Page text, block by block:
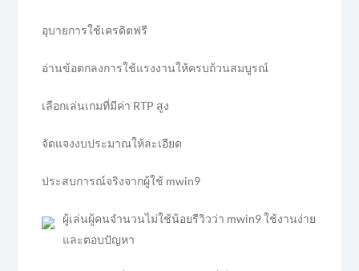
อุบายการใช้เครดิตฟรี
อ่านข้อตกลงการใช้แรงงานให้ครบถ้วนสมบูรณ์
เลือกเล่นเกมที่มีค่า RTP สูง
จัดแจงงบประมาณให้ละเอียด
ประสบการณ์จริงจากผู้ใช้ mwin9
ผู้เล่นผู้คนจำนวนไม่ใช้น้อยรีวิวว่า mwin9 ใช้งานง่าย
และตอบปัญหา